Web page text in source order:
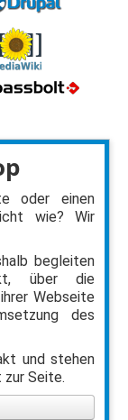
oder einen
wie? Wir
begleiten
über die
Webseite
des
und stehen
Seite.